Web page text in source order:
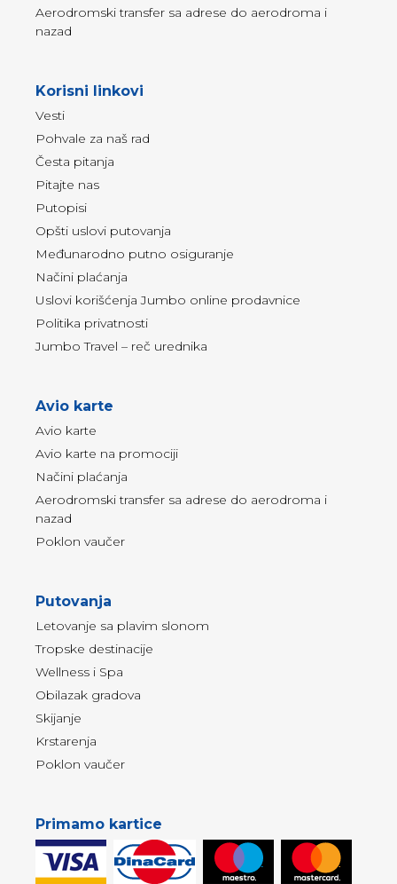
Aerodromski transfer sa adrese do aerodroma i
nazad
Korisni linkovi
Vesti
Pohvale za naš rad
Česta pitanja
Pitajte nas
Putopisi
Opšti uslovi putovanja
Međunarodno putno osiguranje
Načini plaćanja
Uslovi korišćenja Jumbo online prodavnice
Politika privatnosti
Jumbo Travel – reč urednika
Avio karte
Avio karte
Avio karte na promociji
Načini plaćanja
Aerodromski transfer sa adrese do aerodroma i
nazad
Poklon vaučer
Putovanja
Letovanje sa plavim slonom
Tropske destinacije
Wellness i Spa
Obilazak gradova
Skijanje
Krstarenja
Poklon vaučer
Primamo kartice